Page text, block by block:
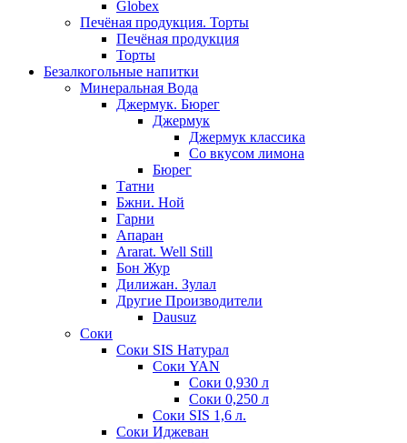
Globex
Печёная продукция. Торты
Печёная продукция
Торты
Безалкогольные напитки
Минеральная Вода
Джермук. Бюрег
Джермук
Джермук классика
Со вкусом лимона
Бюрег
Татни
Бжни. Ной
Гарни
Апаран
Ararat. Well Still
Бон Жур
Дилижан. Зулал
Другие Производители
Dausuz
Соки
Соки SIS Натурал
Соки YAN
Соки 0,930 л
Соки 0,250 л
Соки SIS 1,6 л.
Соки Иджеван